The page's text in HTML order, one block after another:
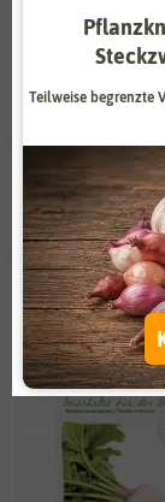
-50%
BIO
Essenziell
Weitere
Teilweise begrenzte